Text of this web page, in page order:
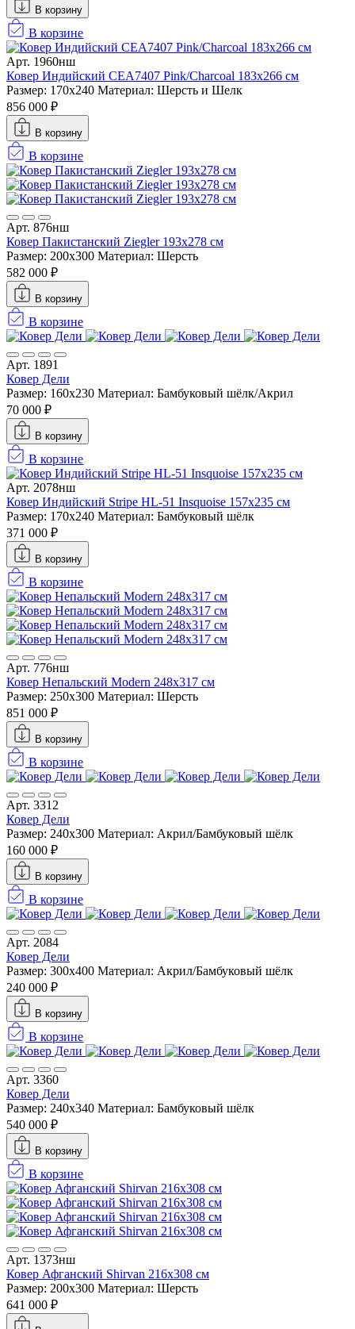
В корзину
В корзине
Арт. 1960нш
Ковер Индийский CEA7407 Pink/Charcoal 183x266 см
Размер: 170x240 Материал: Шерсть и Шелк
856 000 ₽
В корзину
В корзине
Арт. 876нш
Ковер Пакистанский Ziegler 193x278 см
Размер: 200x300 Материал: Шерсть
582 000 ₽
В корзину
В корзине
Арт. 1891
Ковер Дели
Размер: 160х230 Материал: Бамбуковый шёлк/Акрил
70 000 ₽
В корзину
В корзине
Арт. 2078нш
Ковер Индийский Stripe HL-51 Insquoise 157x235 см
Размер: 170x240 Материал: Бамбуковый шёлк
371 000 ₽
В корзину
В корзине
Арт. 776нш
Ковер Непальский Modern 248x317 см
Размер: 250x300 Материал: Шерсть
851 000 ₽
В корзину
В корзине
Арт. 3312
Ковер Дели
Размер: 240х300 Материал: Акрил/Бамбуковый шёлк
160 000 ₽
В корзину
В корзине
Арт. 2084
Ковер Дели
Размер: 300x400 Материал: Акрил/Бамбуковый шёлк
240 000 ₽
В корзину
В корзине
Арт. 3360
Ковер Дели
Размер: 240x340 Материал: Бамбуковый шёлк
540 000 ₽
В корзину
В корзине
Арт. 1373нш
Ковер Афганский Shirvan 216x308 см
Размер: 200x300 Материал: Шерсть
641 000 ₽